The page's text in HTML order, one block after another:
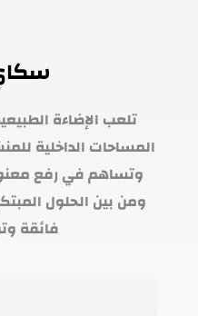
تلعب الإضاءة
المساحات الداخلية
وتساهم في رفع
ومن بين الحلول
فائقة